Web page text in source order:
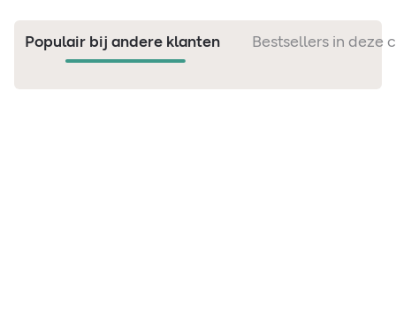
Populair bij andere klanten Bestsellers in deze